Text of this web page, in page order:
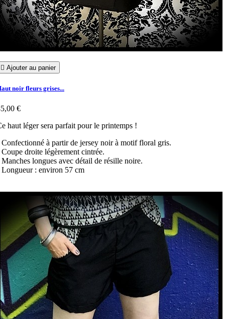
 Ajouter au panier
noir fleurs grises...
€
haut léger sera parfait pour le printemps !
Confectionné à partir de jersey noir à motif floral gris.
Coupe droite légèrement cintrée.
Manches longues avec détail de résille noire.
Longueur : environ 57 cm